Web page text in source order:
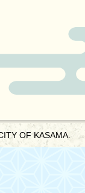
OF KASAMA.